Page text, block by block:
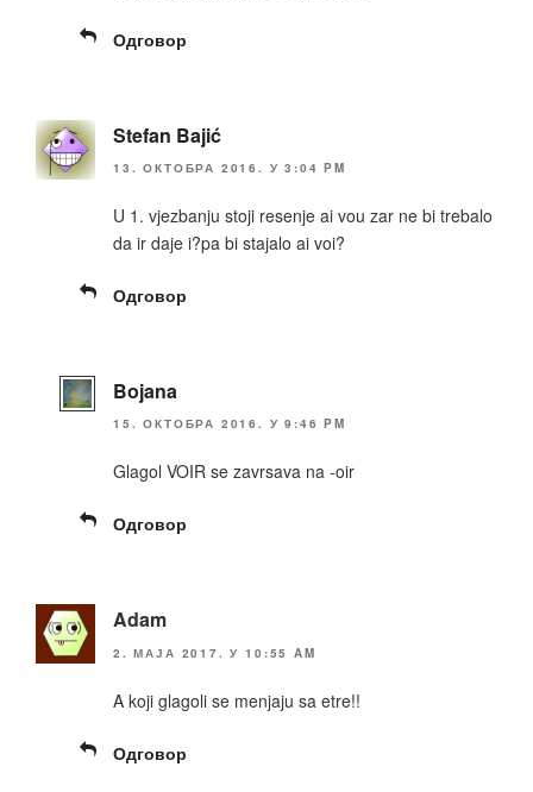
Одговор
Stefan Bajić
13. ОКТОБРА 2016. У 3:04 PM
U 1. vjezbanju stoji resenje ai vou zar ne bi trebalo
da ir daje i?pa bi stajalo ai voi?
Одговор
Bojana
15. ОКТОБРА 2016. У 9:46 PM
Glagol VOIR se zavrsava na -oir
Одговор
Adam
2. МАЈА 2017. У 10:55 AM
A koji glagoli se menjaju sa etre!!
Одговор